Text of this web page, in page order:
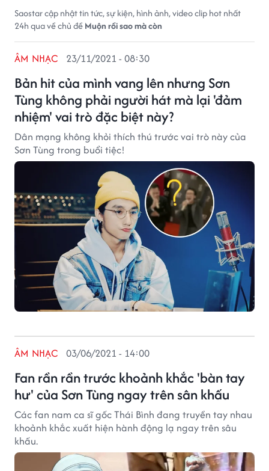
Saostar cập nhật tin tức, sự kiện, hình ảnh, video clip hot nhất
24h qua về chủ đềMuộn rồi sao mà còn
Bản hit của mình vang lên nhưng Sơn
Tùng không phải người hát mà lại 'đảm
nhiệm' vai trò đặc biệt này?
ÂM NHẠC 23/11/2021 - 08:30
Dân mạng không khỏi thích thú trước vai trò này của
Sơn Tùng trong buổi tiệc!
Fan rần rần trước khoảnh khắc 'bàn tay
hư' của Sơn Tùng ngay trên sân khấu
ÂM NHẠC 03/06/2021 - 14:00
Các fan nam ca sĩ gốc Thái Bình đang truyền tay nhau
khoảnh khắc xuất hiện hành động lạ ngay trên sâu
khấu.